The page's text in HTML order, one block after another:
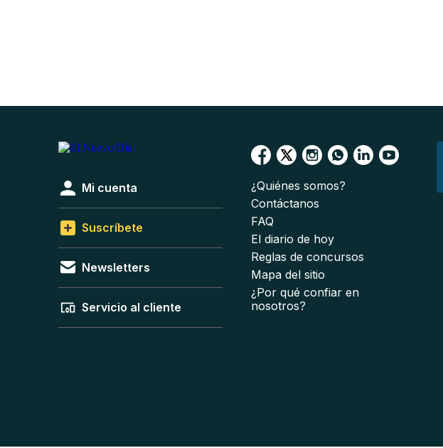
Mi cuenta
Suscríbete
Newsletters
Servicio al cliente
¿Quiénes somos?
Contáctanos
FAQ
El diario de hoy
Reglas de concursos
Mapa del sitio
¿Por qué confiar en
nosotros?